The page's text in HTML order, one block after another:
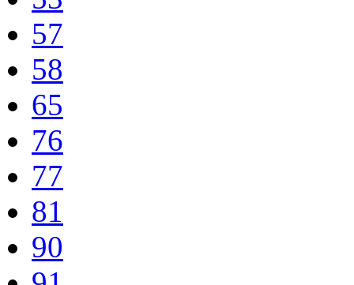
57
58
65
76
77
81
90